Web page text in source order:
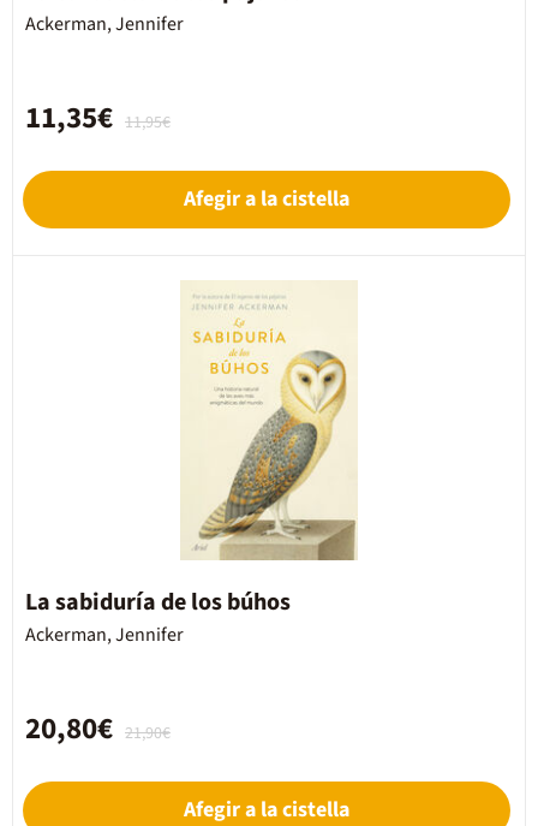
Ackerman, Jennifer
11,95€
11,35€
Afegir a la cistella
La sabiduría de los búhos
Ackerman, Jennifer
21,90€
20,80€
Afegir a la cistella